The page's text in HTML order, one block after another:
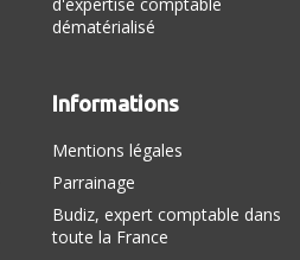
dématérialisé
Informations
Mentions légales
Parrainage
Budiz, expert comptable dans
toute la France